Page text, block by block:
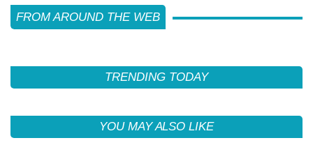
FROM AROUND THE WEB
TRENDING TODAY
YOU MAY ALSO LIKE